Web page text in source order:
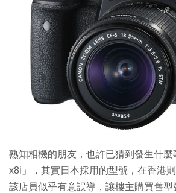
熟知相機的朋友，也許已猜到發生什
x8i」，其實日本採用的型號，在香港
該店員似乎有意誤導，讓樓主購買舊型